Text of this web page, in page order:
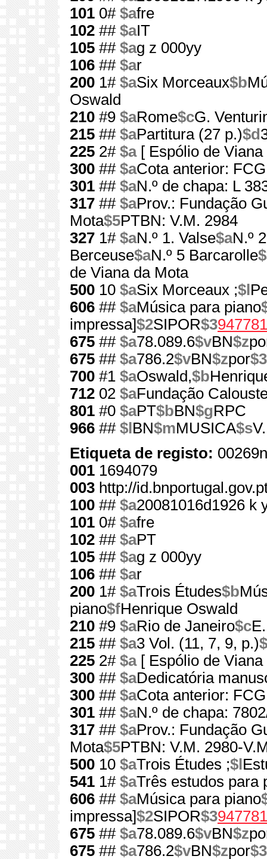
101 0# $afre
102 ## $aIT
105 ## $ag z 000yy
106 ## $ar
200 1# $aSix Morceaux$b
Oswald
210 #9 $aRome$cG.
215 ## $aPartitura (27 p.)$d
225 2# $a[ Espólio de Viana
300 ## $aCota anterior:
301 ## $aN.º de chapa: L
317 ## $aProv.: Fundação
Mota$5PTBN: V.M. 2984
327 1# $aN.º 1. Valse$aN.º
Berceuse$aN.º 5 Barcarolle
de Viana da Mota
500 10 $aSix Morceaux ;$l
606 ## $aMúsica para piano
impressa]$2SIPOR$3947781
675 ## $a78.089.6$vBN$z
675 ## $a786.2$vBN$zpor$3
700 #1 $aOswald,$b
712 02 $aFundação
801 #0 $aPT$bBN$gRPC
966 ## $l BN$mMUSICA$s
Etiqueta de registo:
001 1694079
003 http://
100 ## $a20081016d1926 k
101 0# $afre
102 ## $aPT
105 ## $ag z 000yy
106 ## $ar
200 1# $aTrois Études$b
piano$fHenrique Oswald
210 #9 $aRio de Janeiro$c
215 ## $a3 Vol. (11, 7, 9, p.)
225 2# $a[ Espólio de Viana
300 ## $aDedicatória
300 ## $aCota anterior:
301 ## $aN.º de chapa:
317 ## $aProv.: Fundação
Mota$5PTBN: V.M. 2980-
500 10 $aTrois Études ;$l
541 1# $aTrês estudos para
606 ## $aMúsica para piano
impressa]$2SIPOR$3947781
675 ## $a78.089.6$vBN$z
675 ## $a786.2$vBN$zpor$3